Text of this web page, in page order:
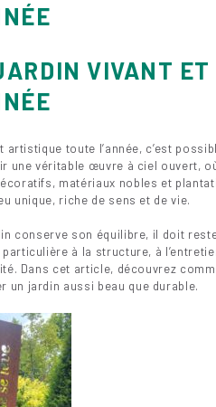
VIVANT
artistique toute l’année, c’est
une véritable œuvre à ciel ouvert,
matériaux nobles et
unique, riche de sens et de vie.
conserve son équilibre, il doit
à la structure, à
Dans cet article, découvrez
un jardin aussi beau que durable.